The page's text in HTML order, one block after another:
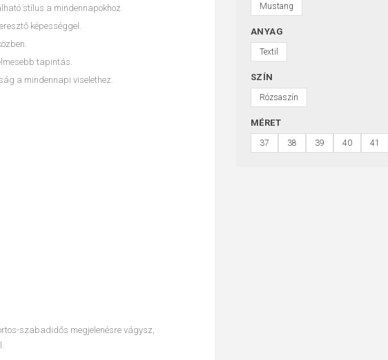
stílus a mindennapokhoz.
képességgel.
tapintás.
a mindennapi viselethez.
szabadidős megjelenésre vágysz,
Mustang
ANYAG
Textil
SZÍN
Rózsaszín
MÉRET
37 38 39 40 41